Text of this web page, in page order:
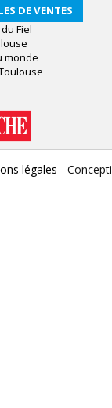
DE VENTES
Fiel
monde
légales -